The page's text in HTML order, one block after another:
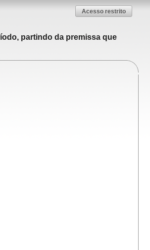
Acesso restrito
partindo da premissa que